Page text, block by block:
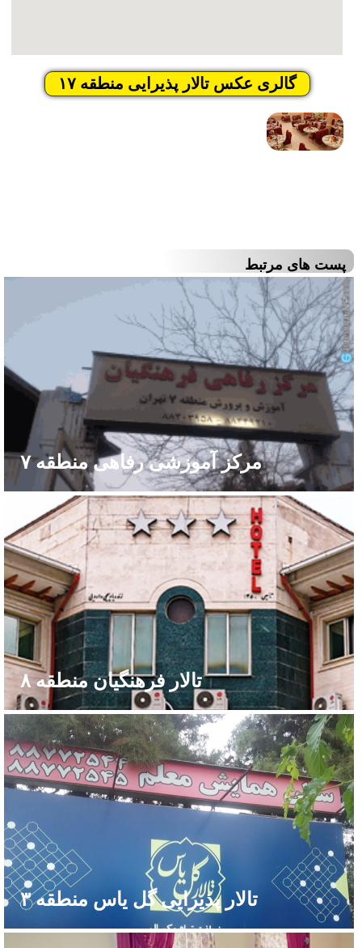
گالری عکس تالار پذیرایی منطقه ۱۷
پست های مرتبط
مرکز آموزشی رفاهی منطقه ۷
تالار فرهنگیان منطقه ۸
تالار پذیرایی گل یاس منطقه ۳